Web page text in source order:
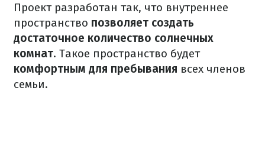
Проект разработан так, что внутреннее
пространство позволяет создать
достаточное количество солнечных
комнат. Такое пространство будет
комфортным для пребывания всех членов
семьи.